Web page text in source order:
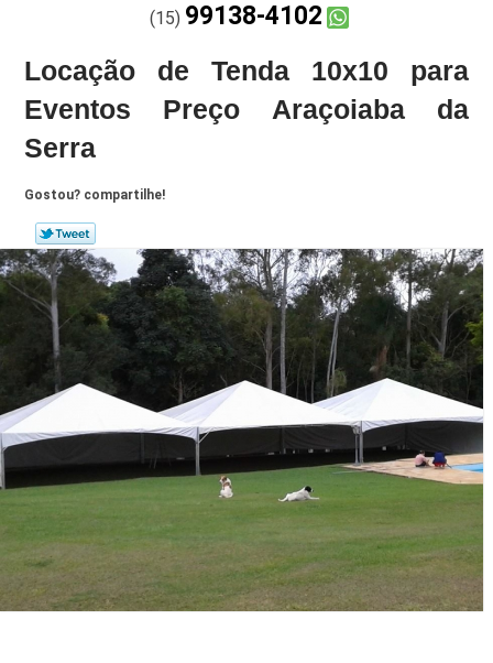
(15) 99138-4102
Locação de Tenda 10x10 para
Eventos Preço Araçoiaba da
Serra
Gostou? compartilhe!